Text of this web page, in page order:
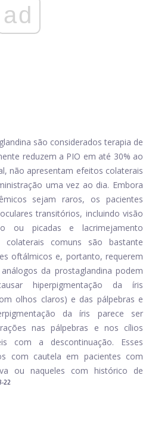
ad
são considerados terapia de
reduzem a PIO em até 30% ao
não apresentam efeitos colaterais
uma vez ao dia. Embora
sejam raros, os pacientes
transitórios, incluindo visão
ou picadas e lacrimejamento
colaterais comuns são bastante
oftálmicos e, portanto, requerem
da prostaglandina podem
hiperpigmentação da íris
olhos claros) e das pálpebras e
da íris parece ser
nas pálpebras e nos cílios
com a descontinuação. Esses
​​com cautela em pacientes com
ou naqueles com histórico de
22